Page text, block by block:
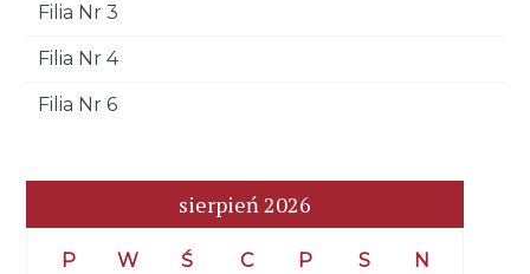
Filia Nr 3
Filia Nr 4
Filia Nr 6
sierpień 2026
P W Ś C P S N